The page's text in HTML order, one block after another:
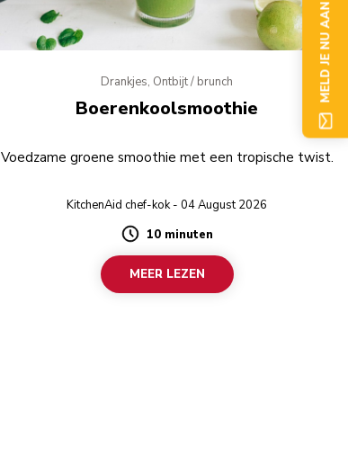
Drankjes, Ontbijt / brunch
Boerenkoolsmoothie
Voedzame groene smoothie met een tropische twist.
KitchenAid chef-kok - 04 August 2026
Duration
10 minuten
MEER LEZEN
MELD JE NU AAN